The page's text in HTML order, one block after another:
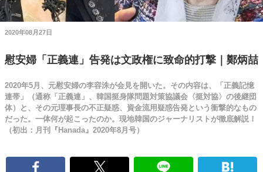
2020年08月27日
慰安婦「正義連」告発は文政権に致命的打撃｜鄭炳喆
2020年5月、元慰安婦の李容洙が会見を開いた。その内容は、「正義記憶
連帯」（通称「正義連」、韓国挺身隊問題対策協議会〈挺対協〉の後継団
体）と、その元理事長の不正疑惑、資金流用疑惑告発という衝撃的なもの
だった。一体何が起こったのか。現地韓国のジャーナリストが徹底解説！
（初出：月刊『Hanada』2020年8月号）